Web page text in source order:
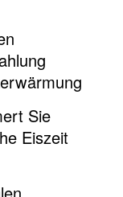
Sie
Eiszeit